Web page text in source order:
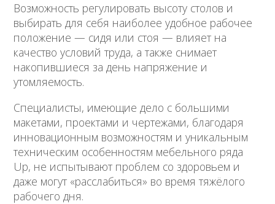
Возможность регулировать высоту столов и
выбирать для себя наиболее удобное рабочее
положение — сидя или стоя — влияет на
качество условий труда, а также снимает
накопившиеся за день напряжение и
утомляемость.
Специалисты, имеющие дело с большими
макетами, проектами и чертежами, благодаря
инновационным возможностям и уникальным
техническим особенностям мебельного ряда
Up, не испытывают проблем со здоровьем и
даже могут «расслабиться» во время тяжёлого
рабочего дня.